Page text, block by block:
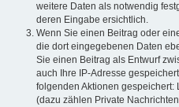
weitere Daten als notwendig
deren Eingabe ersichtlich.
Wenn Sie einen Beitrag oder
die dort eingegebenen Daten
Sie einen Beitrag als Entwurf
auch Ihre IP-Adresse
folgenden Aktionen gespeichert:
(dazu zählen Private